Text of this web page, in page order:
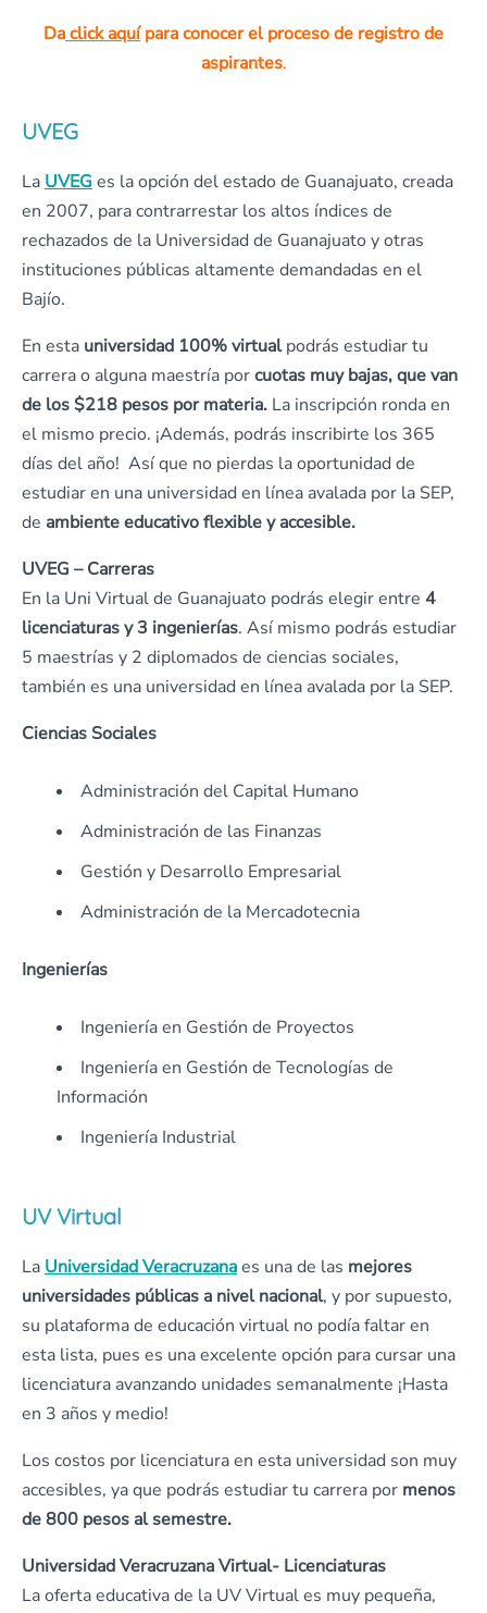
Daclick aquípara conocer el proceso de registro de
aspirantes.
UVEG
La UVEG es la opción del estado de Guanajuato, creada
en 2007, para contrarrestar los altos índices de
rechazados de la Universidad de Guanajuato y otras
instituciones públicas altamente demandadas en el
Bajío.
En esta universidad 100% virtualpodrás estudiar tu
carrera o alguna maestría porcuotas muy bajas, que van
de los $218 pesos por materia. La inscripción ronda en
el mismo precio. ¡Además, podrás inscribirte los 365
días del año! Así que no pierdas la oportunidad de
estudiar en una universidad en línea avalada por la SEP,
de ambiente educativo flexible y accesible.
UVEG – Carreras
En la Uni Virtual de Guanajuato podrás elegir entre 4
licenciaturas y 3 ingenierías. Así mismo podrás estudiar
5 maestrías y 2 diplomados de ciencias sociales,
también es una universidad en línea avalada por la SEP.
Ciencias Sociales
Administración del Capital Humano
Administración de las Finanzas
Gestión y Desarrollo Empresarial
Administración de la Mercadotecnia
Ingenierías
Ingeniería en Gestión de Proyectos
Ingeniería en Gestión de Tecnologías de
Información
Ingeniería Industrial
UV Virtual
La Universidad Veracruzanaes una de las mejores
universidades públicas a nivel nacional, y por supuesto,
su plataforma de educación virtual no podía faltar en
esta lista, pues es una excelente opción para cursar una
licenciatura avanzando unidades semanalmente ¡Hasta
en 3 años y medio!
Los costos por licenciatura en esta universidad son muy
accesibles, ya que podrás estudiar tu carrera por menos
de 800 pesos al semestre.
Universidad Veracruzana Virtual- Licenciaturas
La oferta educativa de la UV Virtual es muy pequeña,